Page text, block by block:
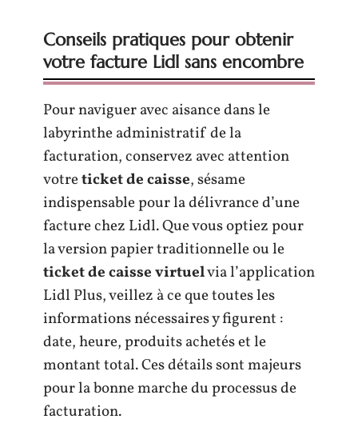
Conseils pratiques pour obtenir
votre facture Lidl sans encombre
Pour naviguer avec aisance dans le
labyrinthe administratif de la
facturation, conservez avec attention
votreticket de caisse, sésame
indispensable pour la délivrance d’une
facture chez Lidl. Que vous optiez pour
la version papier traditionnelle ou le
ticket de caisse virtuelvia l’application
Lidl Plus, veillez à ce que toutes les
informations nécessaires y figurent :
date, heure, produits achetés et le
montant total. Ces détails sont majeurs
pour la bonne marche du processus de
facturation.